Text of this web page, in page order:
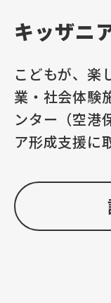
キッザニ
こどもが、楽
業・社会体験
ンター（空港
ア形成支援に